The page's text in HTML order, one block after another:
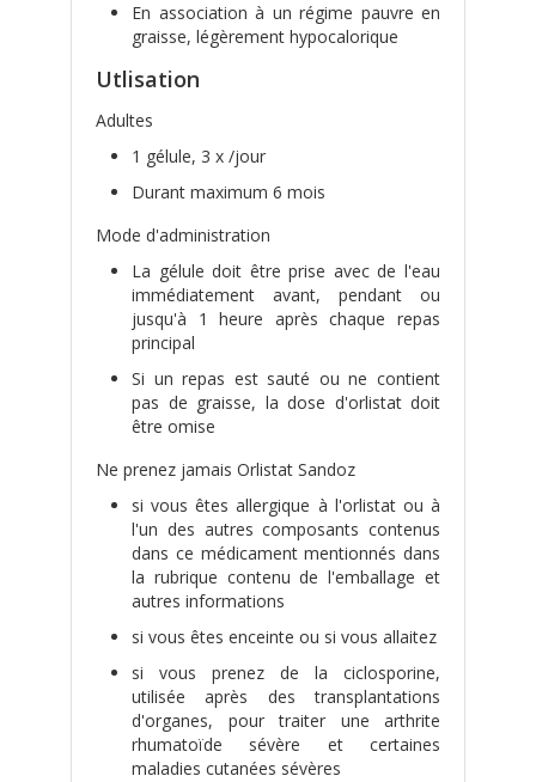
En association à un régime pauvre en
graisse, légèrement hypocalorique
Utlisation
Adultes
1 gélule, 3 x /jour
Durant maximum 6 mois
Mode d'administration
La gélule doit être prise avec de l'eau
immédiatement avant, pendant ou
jusqu'à 1 heure après chaque repas
principal
Si un repas est sauté ou ne contient
pas de graisse, la dose d'orlistat doit
être omise
Ne prenez jamais Orlistat Sandoz
si vous êtes allergique à l'orlistat ou à
l'un des autres composants contenus
dans ce médicament mentionnés dans
la rubrique contenu de l'emballage et
autres informations
si vous êtes enceinte ou si vous allaitez
si vous prenez de la ciclosporine,
utilisée après des transplantations
d'organes, pour traiter une arthrite
rhumatoïde sévère et certaines
maladies cutanées sévères